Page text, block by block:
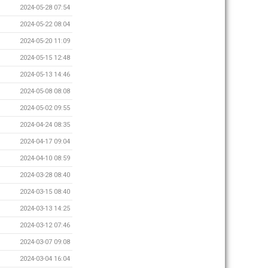
2024-05-28 07:54
2024-05-22 08:04
2024-05-20 11:09
2024-05-15 12:48
2024-05-13 14:46
2024-05-08 08:08
2024-05-02 09:55
2024-04-24 08:35
2024-04-17 09:04
2024-04-10 08:59
2024-03-28 08:40
2024-03-15 08:40
2024-03-13 14:25
2024-03-12 07:46
2024-03-07 09:08
2024-03-04 16:04